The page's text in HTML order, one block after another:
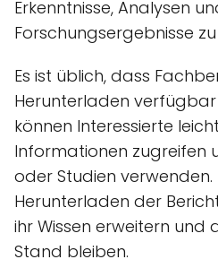
Erkenntnisse, Analysen
Forschungsergebnisse
Es ist üblich, dass
Herunterladen verfügbar
können Interessierte
Informationen zugreifen
oder Studien
Herunterladen der
ihr Wissen erweitern und
Stand bleiben.